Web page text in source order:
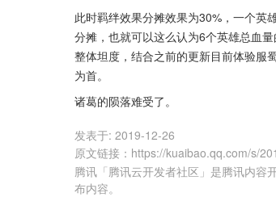
此时羁绊效果分摊效果为30%，一个英
分摊，也就可以这么认为6个英雄总血
整体坦度，结合之前的更新目前体验服
为首。
诸葛的陨落难受了。
发表于: 2019-12-26
原文链接 ： https://kuaibao.qq.com/s/
腾讯「腾讯云开发者社区」是腾讯内容
布内容。